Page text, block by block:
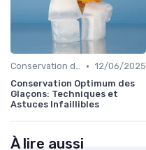
Conservation des Glaçons • 12/06/2025
Conservation Optimum des
Glaçons: Techniques et
Astuces Infaillibles
À lire aussi